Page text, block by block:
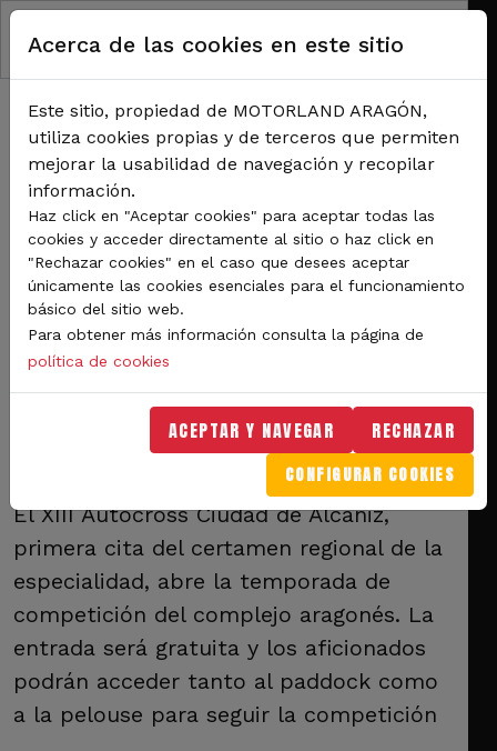
Pasar al contenido principal
RUTA DE NAVEGACIÓN
El Campeonato de Aragón de Autocross inaugura la temporada en MotorLand
este domingo
El Campeonato de Aragón
de Autocross inaugura la
temporada en MotorLand
este domingo
El XIII Autocross Ciudad de Alcañiz,
primera cita del certamen regional de la
especialidad, abre la temporada de
competición del complejo aragonés. La
entrada será gratuita y los aficionados
podrán acceder tanto al paddock como
a la pelouse para seguir la competición
Acerca de las cookies en este sitio
Este sitio, propiedad de MOTORLAND ARAGÓN,
utiliza cookies propias y de terceros que permiten
mejorar la usabilidad de navegación y recopilar
información.
Haz click en "Aceptar cookies" para aceptar todas las
cookies y acceder directamente al sitio o haz click en
"Rechazar cookies" en el caso que desees aceptar
únicamente las cookies esenciales para el funcionamiento
básico del sitio web.
Para obtener más información consulta la página de
política de cookies
ACEPTAR Y NAVEGAR RECHAZAR
CONFIGURAR COOKIES